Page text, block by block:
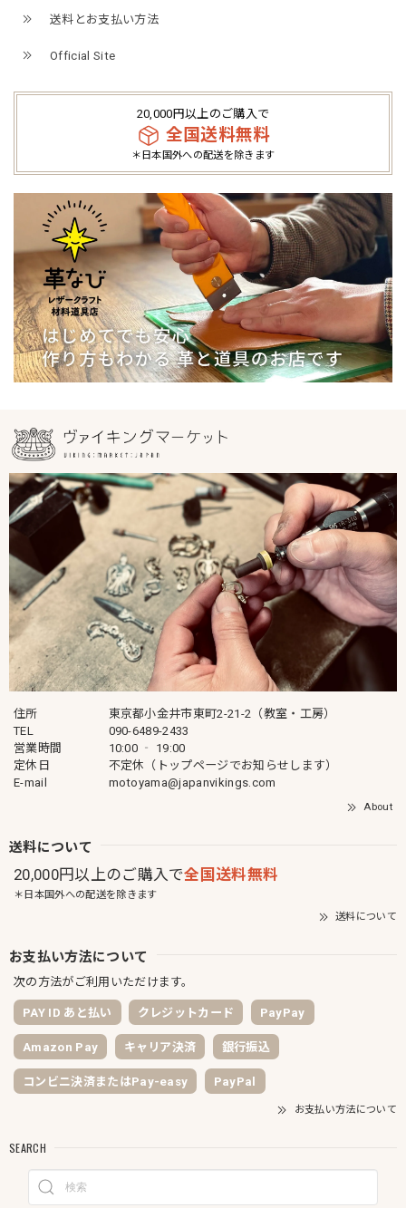
送料とお支払い方法
Official Site
20,000円以上のご購入で
全国送料無料
＊日本国外への配送を除きます
住所
東京都小金井市東町2-21-2（教室・工房）
TEL
090-6489-2433
営業時間
10:00 ‐ 19:00
定休日
不定休（トップページでお知らせします）
E-mail
motoyama@japanvikings.com
About
送料について
20,000円以上のご購入で全国送料無料
＊日本国外への配送を除きます
送料について
お支払い方法について
次の方法がご利用いただけます。
PAY ID あと払い クレジットカード PayPay
Amazon Pay キャリア決済 銀行振込
コンビニ決済またはPay-easy PayPal
お支払い方法について
SEARCH